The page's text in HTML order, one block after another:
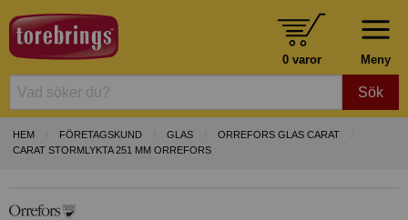
Meny
0 varor
Sök
HEM FÖRETAGSKUND GLAS
ORREFORS GLAS CARAT
CARAT STORMLYKTA 251 MM ORREFORS